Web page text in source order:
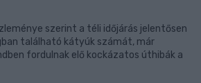
szerint a téli időjárás jelentősen
található kátyúk számát, már
fordulnak elő kockázatos úthibák a